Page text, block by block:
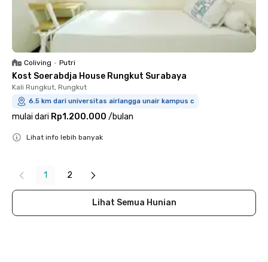
Coliving • Putri
Kost Soerabdja House Rungkut Surabaya
Kali Rungkut, Rungkut
6.5 km dari universitas airlangga unair kampus c
mulai dari Rp1.200.000 /bulan
Lihat info lebih banyak
1 2
Lihat Semua Hunian